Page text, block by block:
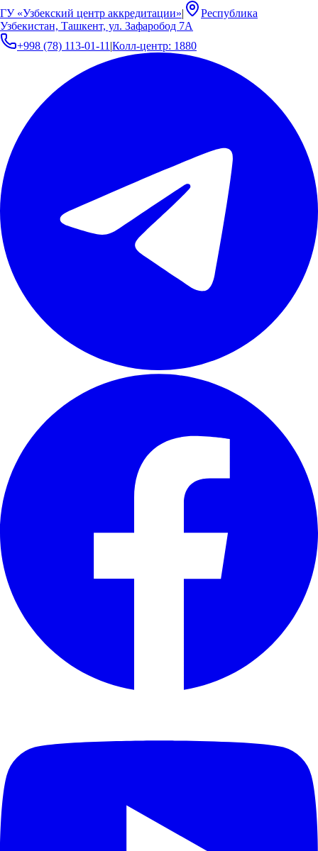
ГУ «Узбекский центр аккредитации»|
Республика
Узбекистан, Ташкент, ул. Зафаробод 7А
+998 (78) 113-01-11 |Колл-центр: 1880
Расчет стоимости работ